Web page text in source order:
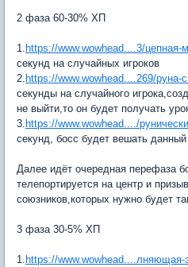
2 фаза 60-30% ХП
1. https://www.wowhead....3/цепная-
секунд на случайных игроков
2. https://www.wowhead....269/руна-
секунды на случайного
не выйти,то он будет получать
3. https://www.wowhead..../
секунд, босс будет вешать
Далее идёт очередная перефаза
телепортируется на центр и
союзников,которых нужно будет
3 фаза 30-5% ХП
1. https://www.wowhead....лняющая-